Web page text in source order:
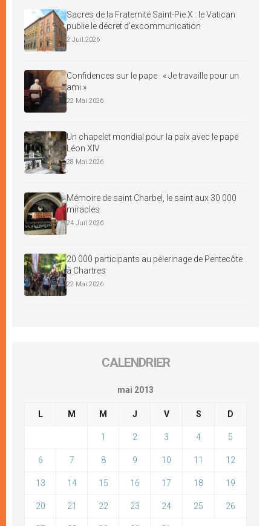
Sacres de la Fraternité Saint-Pie X : le Vatican
publie le décret d’excommunication
2 Juil 2026
Confidences sur le pape : « Je travaille pour un
ami »
22 Mai 2026
Un chapelet mondial pour la paix avec le pape
Léon XIV
28 Mai 2026
Mémoire de saint Charbel, le saint aux 30 000
miracles
24 Juil 2026
20 000 participants au pèlerinage de Pentecôte
à Chartres
22 Mai 2026
CALENDRIER
mai 2013
L M M J V S D
1 2 3 4 5
6 7 8 9 10 11 12
13 14 15 16 17 18 19
20 21 22 23 24 25 26